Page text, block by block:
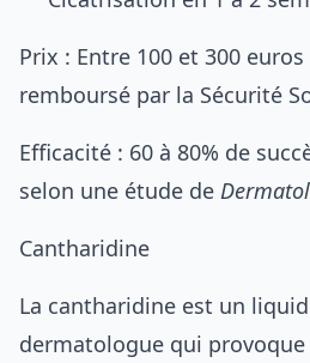
Prix : Entre 100 et 300
remboursé par la Sécurité
Efficacité : 60 à 80% de
selon une étude de
Cantharidine
La cantharidine est un
dermatologue qui